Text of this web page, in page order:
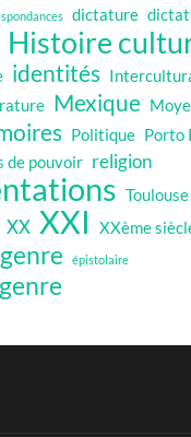
dictature
Histoire
identités
Mexique
Politique Porto
de pouvoir religion
Toulouse
XX XXI XXème
épistolaire